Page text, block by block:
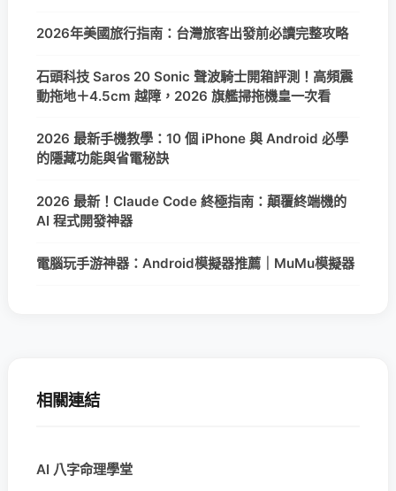
2026年美國旅行指南：台灣旅客出發前必讀完整攻略
石頭科技 Saros 20 Sonic 聲波騎士開箱評測！高頻震
動拖地＋4.5cm 越障，2026 旗艦掃拖機皇一次看
2026 最新手機教學：10 個 iPhone 與 Android 必學
的隱藏功能與省電秘訣
2026 最新！Claude Code 終極指南：顛覆終端機的
AI 程式開發神器
電腦玩手游神器：Android模擬器推薦｜MuMu模擬器
相關連結
AI 八字命理學堂